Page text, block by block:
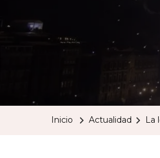
Inicio Actualidad La